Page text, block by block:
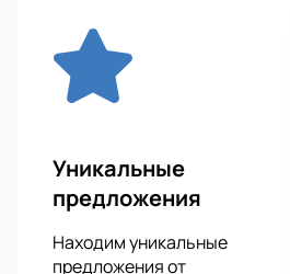
Уникальные
предложения
Находим уникальные
предложения от